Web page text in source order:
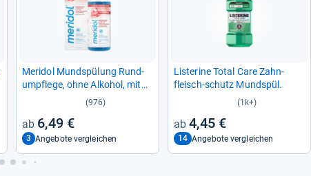
Meri­dol Mund­spü­lung Rund­
umpflege, ohne Alko­hol, mit
Fluo­rid, anti­bak­te­ri­ell, 400ml
(976)
6,49 €
3 Angebote vergleichen
Lis­te­rine Total Care Zahn­
fleisch-​schutz Mund­spül.
(1k+)
4,45 €
14 Angebote vergleichen